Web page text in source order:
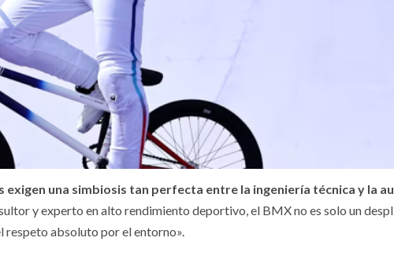
una simbiosis tan perfecta entre la ingeniería técnica y la
y experto en alto rendimiento deportivo, el BMX no es solo un
respeto absoluto por el entorno».